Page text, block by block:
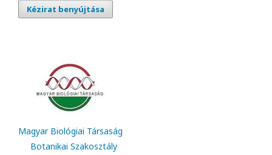
Kézirat benyújtása
Magyar Biológiai Társaság
Botanikai Szakosztály